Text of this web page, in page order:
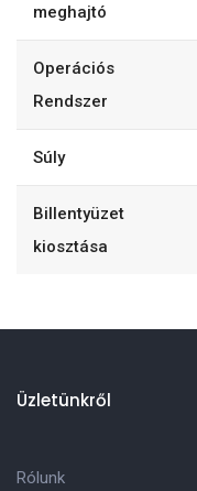
meghajtó
Operációs
Rendszer
Súly
Billentyüzet
kiosztása
Üzletünkről
Rólunk